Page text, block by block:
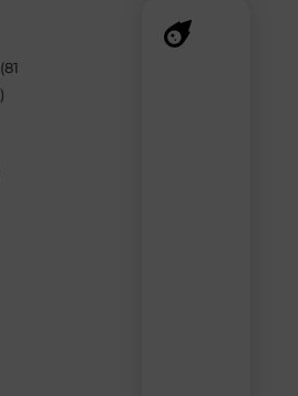
(81
)